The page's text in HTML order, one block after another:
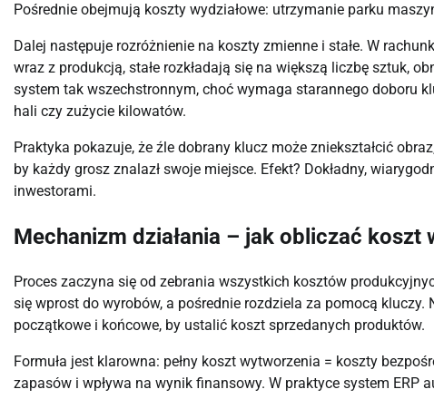
Pośrednie obejmują koszty wydziałowe: utrzymanie parku
Dalej następuje rozróżnienie na koszty zmienne i stałe. W
wraz z produkcją, stałe rozkładają się na większą liczbę sztuk,
system tak wszechstronnym, choć wymaga starannego doboru
hali czy zużycie kilowatów.
Praktyka pokazuje, że źle dobrany klucz może zniekształcić
by każdy grosz znalazł swoje miejsce. Efekt? Dokładny,
inwestorami.
Mechanizm działania – jak obliczać
Proces zaczyna się od zebrania wszystkich kosztów
się wprost do wyrobów, a pośrednie rozdziela za pomocą
początkowe i końcowe, by ustalić koszt sprzedanych produktów.
Formuła jest klarowna: pełny koszt wytworzenia = koszty
zapasów i wpływa na wynik finansowy. W praktyce system